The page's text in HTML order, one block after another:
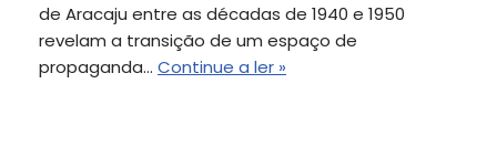
de Aracaju entre as décadas de 1940 e 1950
revelam a transição de um espaço de
propaganda… Continue a ler »